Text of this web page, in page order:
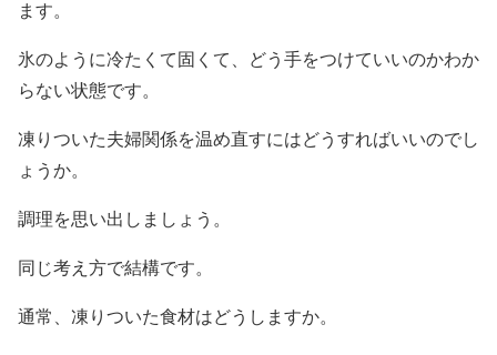
ます。
氷のように冷たくて固くて、どう手をつけていいのかわか
らない状態です。
凍りついた夫婦関係を温め直すにはどうすればいいのでし
ょうか。
調理を思い出しましょう。
同じ考え方で結構です。
通常、凍りついた食材はどうしますか。